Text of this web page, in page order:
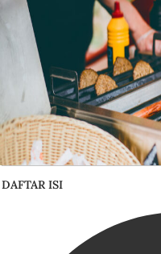
DAFTAR ISI